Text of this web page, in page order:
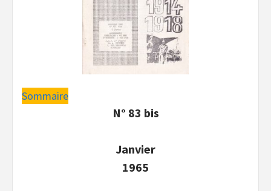
Sommaire
N° 83 bis
Janvier
1965